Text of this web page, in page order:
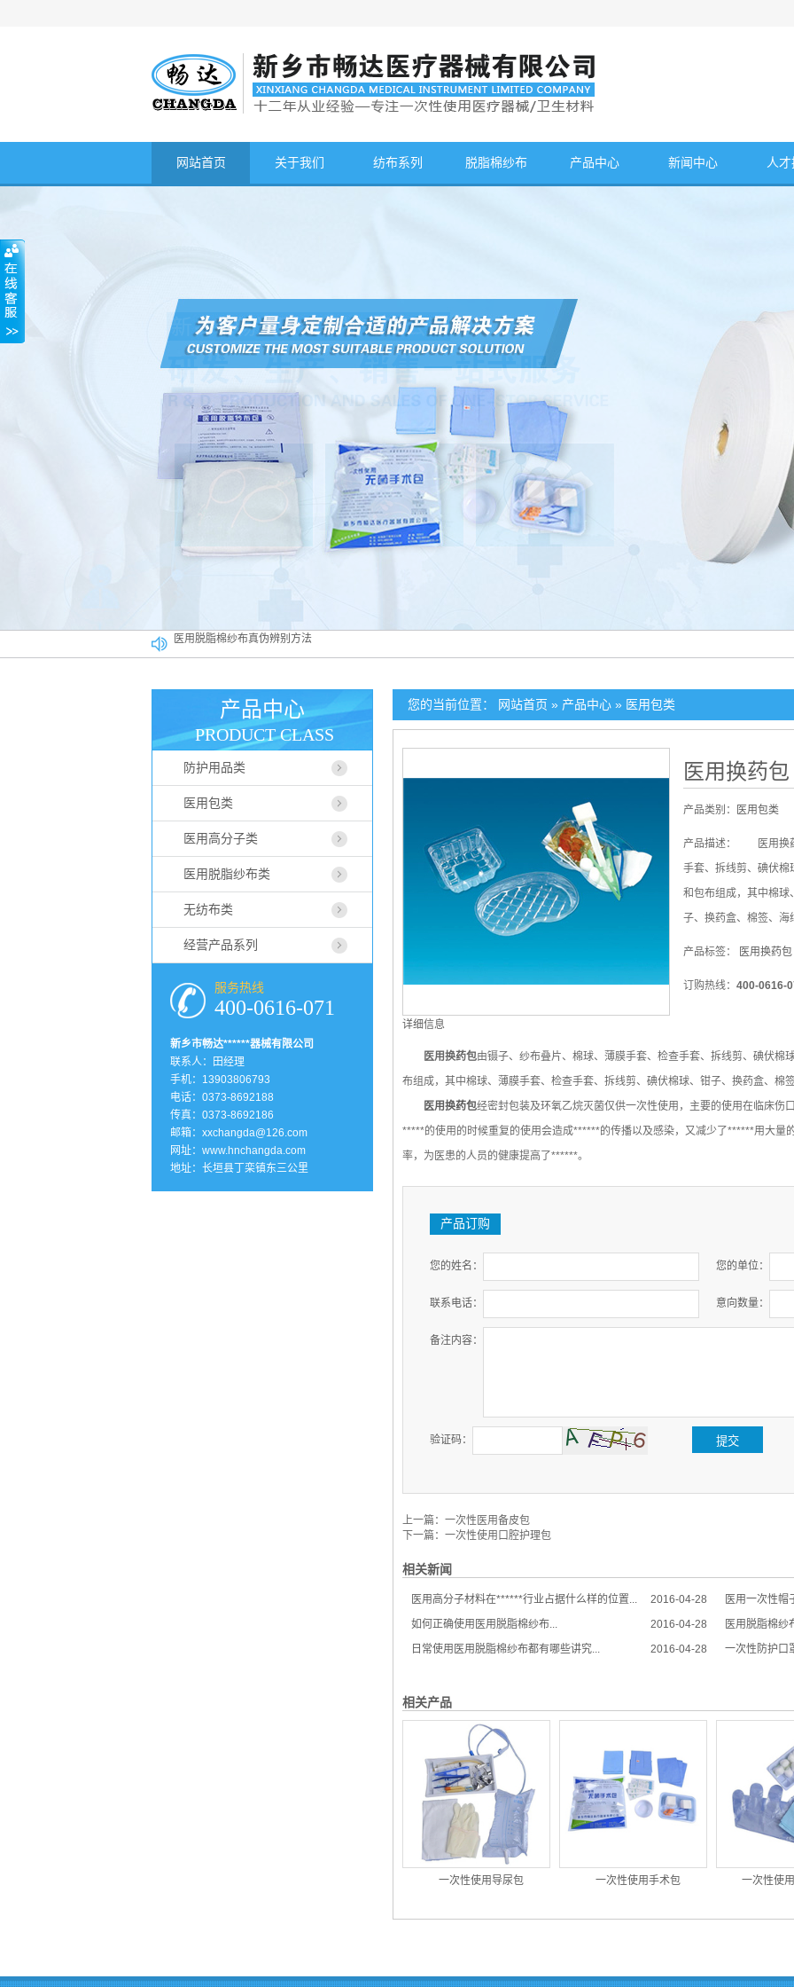
网站首页 关于我们 纺布系列 脱脂棉纱布 产品中心 新闻中心 人
日常使用医用脱脂棉纱布都有哪些讲究
医用高分子材料在******行业占据什么样的位置
医用一次性帽子广泛应用于各大行业
如何正确使用医用脱脂棉纱布
医用脱脂棉纱布真伪辨别方法
您的当前位置： 网站首页 » 产品中心 » 医用包类
医用换药包
产品类别： 医用包类
产品描述：
医用换药
手套、拆线剪、碘伏棉
和包布组成，其中棉球
子、换药盒、棉签、海
产品标签： 医用换药包
订购热线： 400-0616-
详细信息
医用换药包由镊子、纱布叠片、棉球、薄膜手套、检查手套、拆线剪、碘伏棉
布组成，其中棉球、薄膜手套、检查手套、拆线剪、碘伏棉球、钳子、换药盒、棉
医用换药包经密封包装及环氧乙烷灭菌仅供一次性使用，主要的使用在临床伤
*****的使用的时候重复的使用会造成******的传播以及感染，又减少了******用大量
率，为医患的人员的健康提高了******。
产品订购
您的姓名： 您的单位：
联系电话： 意向数量：
备注内容：
验证码： 提交
上一篇： 一次性医用备皮包
下一篇： 一次性使用口腔护理包
相关新闻
2016-04-28
医用高分子材料在******行业占据什么样的位置...
医用一次性帽
2016-04-28
如何正确使用医用脱脂棉纱布...
医用脱脂棉纱
2016-04-28
日常使用医用脱脂棉纱布都有哪些讲究... 一次性防护口
相关产品
一次性使用导尿包 一次性使用手术包 一次性使
产品中心
PRODUCT CLASS
防护用品类
医用包类
医用高分子类
医用脱脂纱布类
无纺布类
经营产品系列
服务热线
400-0616-071
新乡市畅达******器械有限公司
联系人：田经理
手机：13903806793
电话：0373-8692188
传真：0373-8692186
邮箱：xxchangda@126.com
网址： www.hnchangda.com
地址：长垣县丁栾镇东三公里